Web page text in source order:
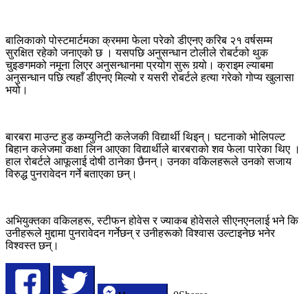
बालिकाको पोस्टमार्टमका क्रममा फेला परेको डीएनए करिब २१ वर्षसम्म
सुरक्षित रहेको जनाएको छ । यसपछि अनुसन्धान टोलीले रोबर्टको थुक
चुइङगमको नमूना लिएर अनुसन्धानमा प्रयोग सुरू गर्‍यो। क्राइम ल्याबमा
अनुसन्धान पछि त्यहाँ डीएनए मिल्यो र यसरी रोबर्टले हत्या गरेको गोप्य खुलासा
भयो।
बारबरा माउन्ट हुड कम्युनिटी कलेजकी विद्यार्थी थिइन्। घटनाको भोलिपल्ट
बिहान कलेजमा कक्षा लिन आएका विद्यार्थीले बारबराको शव फेला पारेका थिए ।
हाल रोबर्टले आफूलाई दोषी ठानेका छैनन्। उनका वकिलहरूले उनको सजाय
विरुद्ध पुनरावेदन गर्ने बताएका छन्।
अभियुक्तका वकिलहरू, स्टीफन होवेस र ज्याकब होवेसले सीएनएनलाई भने कि
उनीहरूले मुद्दामा पुनरावेदन गर्नेछन् र उनीहरूको विश्वास उल्टाइनेछ भनेर
विश्वस्त छन्।